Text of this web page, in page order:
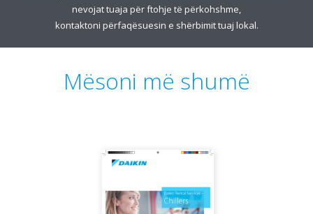
nevojat tuaja për ftohje të përkohshme,
kontaktoni përfaqësuesin e shërbimit tuaj lokal.
Mësoni më shumë